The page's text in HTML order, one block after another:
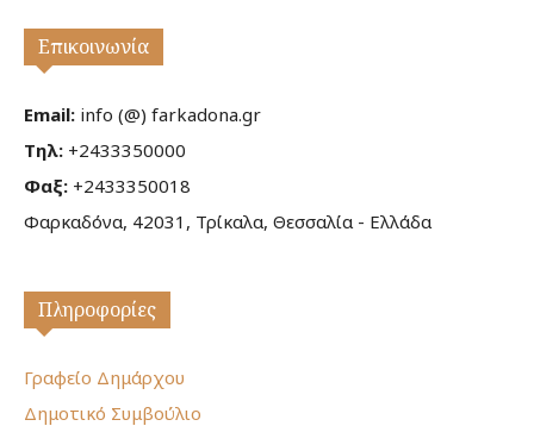
Επικοινωνία
Email: info (@) farkadona.gr
Τηλ: +2433350000
Φαξ: +2433350018
Φαρκαδόνα, 42031, Τρίκαλα, Θεσσαλία - Ελλάδα
Πληροφορίες
Γραφείο Δημάρχου
Δημοτικό Συμβούλιο